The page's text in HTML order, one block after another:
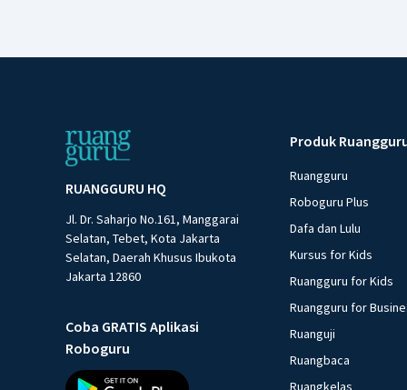
RUANGGURU HQ
Jl. Dr. Saharjo No.161, Manggarai
Selatan, Tebet, Kota Jakarta
Selatan, Daerah Khusus Ibukota
Jakarta 12860
Coba GRATIS Aplikasi
Roboguru
Produk
Ruangguru
Roboguru Plus
Dafa dan Lulu
Kursus for Kids
Ruangguru for Kids
Ruangguru for
Ruanguji
Ruangbaca
Ruangkelas